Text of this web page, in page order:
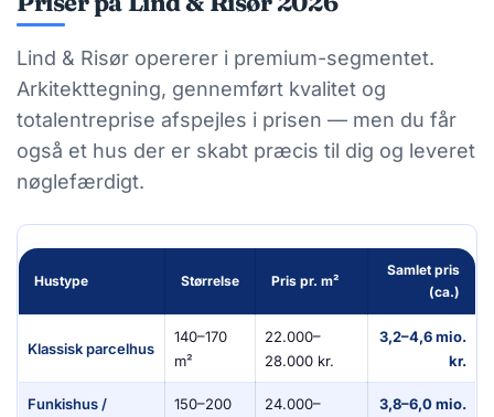
Lind & Risør opererer i premium-segmentet.
Arkitekttegning, gennemført kvalitet og
totalentreprise afspejles i prisen — men du får
også et hus der er skabt præcis til dig og leveret
nøglefærdigt.
Hustype Størrelse Pris pr. m²
Samlet pris
(ca.)
Klassisk parcelhus
140–170
m²
22.000–
28.000 kr.
3,2–4,6 mio.
kr.
Funkishus /
150–200
24.000–
3,8–6,0 mio.